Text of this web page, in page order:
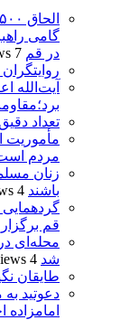
گامی
در قم 7 views
روایتگران
آیت‌الله
تعداد
مأموریت
مردم
زنان
باشند 4 views
قم
محله‌ای
شد 4 views
طایقان
دعوتید